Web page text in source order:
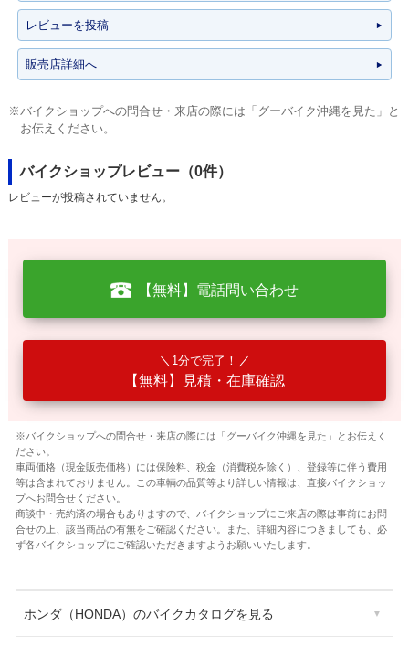
レビューを投稿
販売店詳細へ
※バイクショップへの問合せ・来店の際には「グーバイク沖縄を見た」と
お伝えください。
バイクショップレビュー（0件）
レビューが投稿されていません。
【無料】電話問い合わせ
1分で完了！
【無料】見積・在庫確認
※バイクショップへの問合せ・来店の際には「グーバイク沖縄を見た」とお伝えく
ださい。
車両価格（現金販売価格）には保険料、税金（消費税を除く）、登録等に伴う費用
等は含まれておりません。この車輌の品質等より詳しい情報は、直接バイクショッ
プへお問合せください。
商談中・売約済の場合もありますので、バイクショップにご来店の際は事前にお問
合せの上、該当商品の有無をご確認ください。また、詳細内容につきましても、必
ず各バイクショップにご確認いただきますようお願いいたします。
ホンダ（HONDA）のバイクカタログを見る